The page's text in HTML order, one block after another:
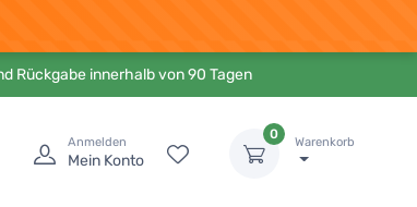
Rückgabe innerhalb von 90 Tagen
Anmelden
Mein Konto
0
Warenkorb